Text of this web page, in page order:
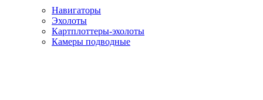
Навигаторы
Эхолоты
Картплоттеры-эхолоты
Камеры подводные